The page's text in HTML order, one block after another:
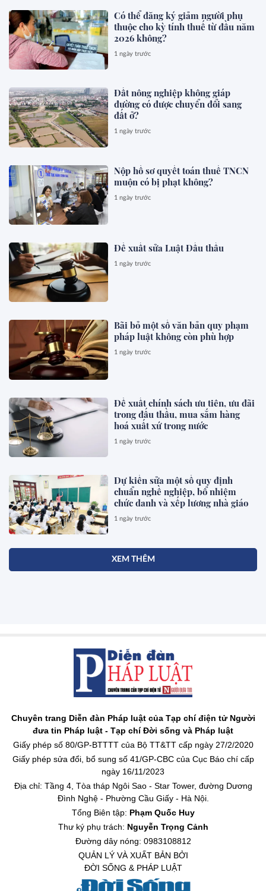
Có thể đăng ký giảm người phụ
thuộc cho kỳ tính thuế từ đầu năm
2026 không?
1 ngày trước
Đất nông nghiệp không giáp
đường có được chuyển đổi sang
đất ở?
1 ngày trước
Nộp hồ sơ quyết toán thuế TNCN
muộn có bị phạt không?
1 ngày trước
Đề xuất sửa Luật Đấu thầu
1 ngày trước
Bãi bỏ một số văn bản quy phạm
pháp luật không còn phù hợp
1 ngày trước
Đề xuất chính sách ưu tiên, ưu đãi
trong đấu thầu, mua sắm hàng
hoá xuất xứ trong nước
1 ngày trước
Dự kiến sửa một số quy định
chuẩn nghề nghiệp, bổ nhiệm
chức danh và xếp lương nhà giáo
1 ngày trước
XEM THÊM
Chuyên trang Diễn đàn Pháp luật của Tạp chí điện tử Người
đưa tin Pháp luật - Tạp chí Đời sống và Pháp luật
Giấy phép số 80/GP-BTTTT của Bộ TT&TT cấp ngày 27/2/2020
Giấy phép sửa đổi, bổ sung số 41/GP-CBC của Cục Báo chí cấp
ngày 16/11/2023
Địa chỉ: Tầng 4, Tòa tháp Ngôi Sao - Star Tower, đường Dương
Đình Nghệ - Phường Cầu Giấy - Hà Nội.
Tổng Biên tập: Phạm Quốc Huy
Thư ký phụ trách: Nguyễn Trọng Cảnh
Đường dây nóng: 0983108812
QUẢN LÝ VÀ XUẤT BẢN BỞI
ĐỜI SỐNG & PHÁP LUẬT